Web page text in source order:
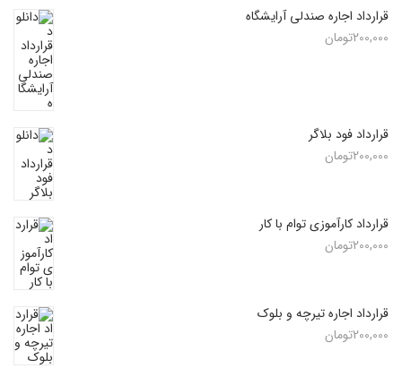
قرارداد اجاره صندلی آرایشگاه
200,000تومان
قرارداد فود بلاگر
200,000تومان
قرارداد کارآموزی توام با کار
200,000تومان
قرارداد اجاره تیرچه و بلوک
200,000تومان